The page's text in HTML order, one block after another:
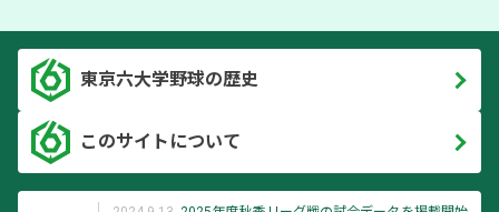
東京六大学野球の歴史
このサイトについて